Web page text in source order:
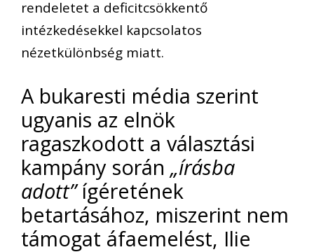
rendeletet a deficitcsökkentő
intézkedésekkel kapcsolatos
nézetkülönbség miatt.
A bukaresti média szerint
ugyanis az elnök
ragaszkodott a választási
kampány során „írásba
adott”ígéretének
betartásához, miszerint nem
támogat áfaemelést, Ilie